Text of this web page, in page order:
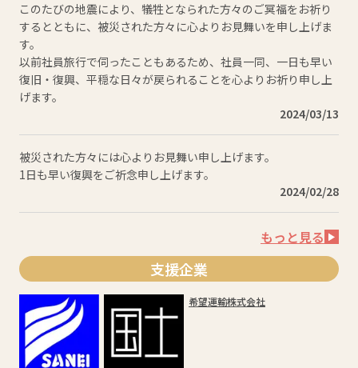
このたびの地震により、犠牲となられた方々のご冥福をお祈り
するとともに、被災された方々に心よりお見舞いを申し上げま
す。
以前社員旅行で伺ったこともあるため、社員一同、一日も早い
復旧・復興、平穏な日々が戻られることを心よりお祈り申し上
げます。
2024/03/13
被災された方々には心よりお見舞い申し上げます。
1日も早い復興をご祈念申し上げます。
2024/02/28
もっと見る
支援企業
希望運輸株式会社